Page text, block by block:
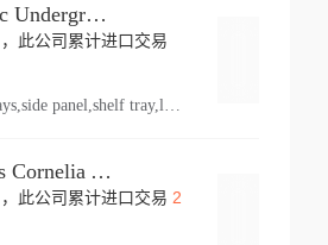
Knapheide Kc Underground
此公司累计进口交易
Russell James Cornelia Arlington Va
此公司累计进口交易 2